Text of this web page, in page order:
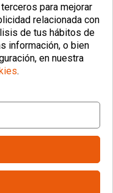
|
| Configurar Cookies
para mejorar
relacionada con
de tus hábitos de
información, o bien
en nuestra
.